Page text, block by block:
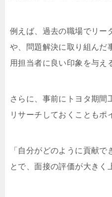
例えば、過去の職場でリー
や、問題解決に取り組んだ
用担当者に良い印象を与え
さらに、事前にトヨタ期間
リサーチしておくこともポ
「自分がどのように貢献で
とで、面接の評価が大きく